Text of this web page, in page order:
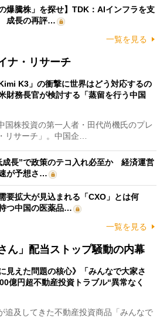
爆騰株」を探せ】TDK：AIインフラを支
成長の再評…
一覧を見る
ナ・リサーチ
K3」の衝撃に世界はどう対応するの
務長官が検討する「蒸留を行う中国
株投資の第一人者・田代尚機氏のプレ
リサーチ」。中国企…
成長”で政策のテコ入れ必至か 経済運営
が予想さ…
要拡大が見込まれる「CXO」とは何
つ中国の医薬品…
一覧を見る
ん」配当ストップ騒動の内幕
に見えた問題の核心》「みんなで大家さ
億円超不動産投資トラブル“異常なく
及してきた不動産投資商品「みんなで